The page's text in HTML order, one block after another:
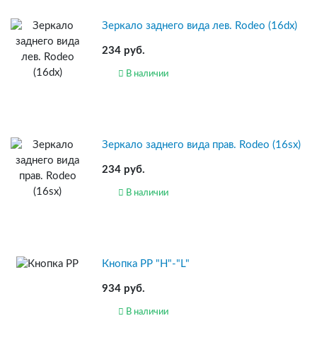
Зеркало заднего вида лев. Rodeo (16dx)
234 руб.
В наличии
Зеркало заднего вида прав. Rodeo (16sx)
234 руб.
В наличии
Кнопка РР "H"-"L"
934 руб.
В наличии